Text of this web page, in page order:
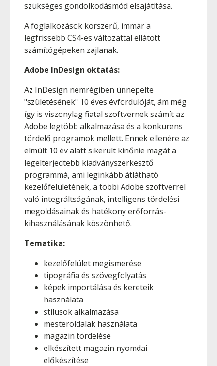
szükséges gondolkodásmód elsajátítása.
A foglalkozások korszerű, immár a
legfrissebb CS4-es változattal ellátott
számítógépeken zajlanak.
Adobe InDesign oktatás:
Az InDesign nemrégiben ünnepelte
"születésének" 10 éves évfordulóját, ám még
így is viszonylag fiatal szoftvernek számít az
Adobe legtöbb alkalmazása és a konkurens
tördelő programok mellett. Ennek ellenére az
elmúlt 10 év alatt sikerült kinőnie magát a
legelterjedtebb kiadványszerkesztő
programmá, ami leginkább átlátható
kezelőfelületének, a többi Adobe szoftverrel
való integráltságának, intelligens tördelési
megoldásainak és hatékony erőforrás-
kihasználásának köszönhető.
Tematika:
kezelőfelület megismerése
tipográfia és szövegfolyatás
képek importálása és kereteik
használata
stílusok alkalmazása
mesteroldalak használata
magazin tördelése
elkészített magazin nyomdai
előkészítése